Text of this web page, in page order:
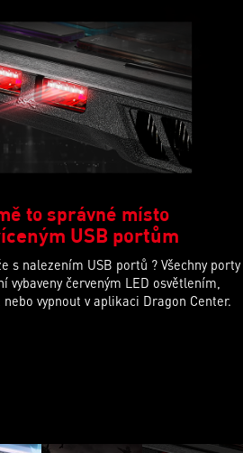
to správné místo
USB portům
s nalezením USB portů ? Všechny porty
vybaveny červeným LED osvětlením,
vypnout v aplikaci Dragon Center.